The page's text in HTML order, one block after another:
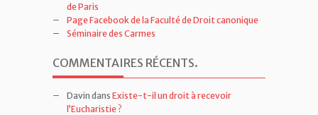
de Paris
Page Facebook de la Faculté de Droit canonique
Séminaire des Carmes
COMMENTAIRES RÉCENTS.
Davin dans Existe-t-il un droit à recevoir
l’Eucharistie ?